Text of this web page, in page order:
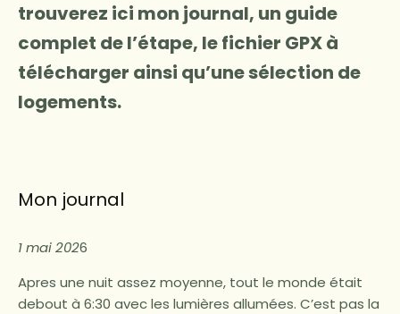
trouverez ici mon journal, un guide
complet de l’étape, le fichier GPX à
télécharger ainsi qu’une sélection de
logements.
Mon journal
1 mai 2026
Apres une nuit assez moyenne, tout le monde était
debout à 6:30 avec les lumières allumées. C’est pas la